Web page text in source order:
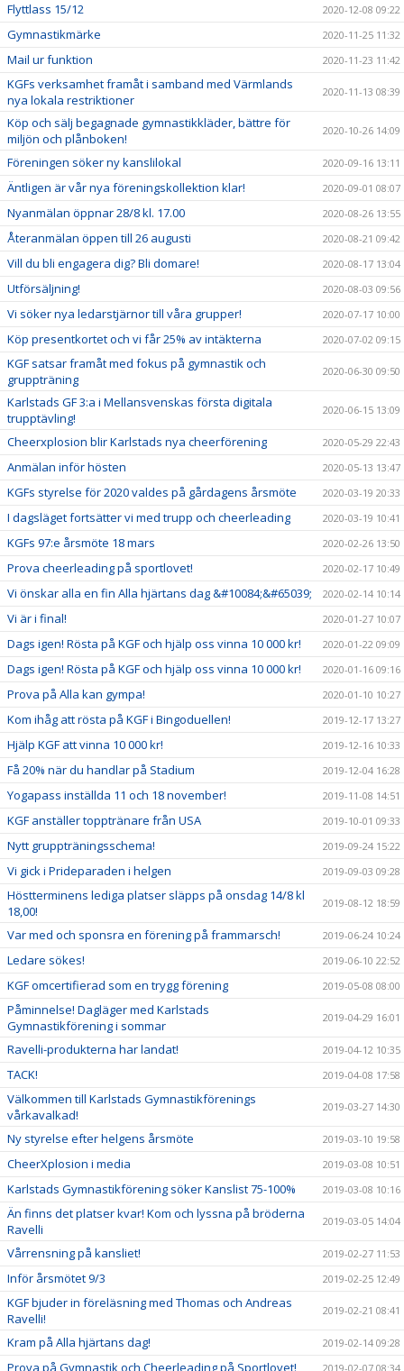
Flyttlass 15/12 2020-12-08 09:22
Gymnastikmärke 2020-11-25 11:32
Mail ur funktion 2020-11-23 11:42
KGFs verksamhet framåt i samband med Värmlands
nya lokala restriktioner
2020-11-13 08:39
Köp och sälj begagnade gymnastikkläder, bättre för
miljön och plånboken!
2020-10-26 14:09
Föreningen söker ny kanslilokal 2020-09-16 13:11
Äntligen är vår nya föreningskollektion klar! 2020-09-01 08:07
Nyanmälan öppnar 28/8 kl. 17.00 2020-08-26 13:55
Återanmälan öppen till 26 augusti 2020-08-21 09:42
Vill du bli engagera dig? Bli domare! 2020-08-17 13:04
Utförsäljning! 2020-08-03 09:56
Vi söker nya ledarstjärnor till våra grupper! 2020-07-17 10:00
Köp presentkortet och vi får 25% av intäkterna 2020-07-02 09:15
KGF satsar framåt med fokus på gymnastik och
gruppträning
2020-06-30 09:50
Karlstads GF 3:a i Mellansvenskas första digitala
trupptävling!
2020-06-15 13:09
Cheerxplosion blir Karlstads nya cheerförening 2020-05-29 22:43
Anmälan inför hösten 2020-05-13 13:47
KGFs styrelse för 2020 valdes på gårdagens årsmöte 2020-03-19 20:33
I dagsläget fortsätter vi med trupp och cheerleading 2020-03-19 10:41
KGFs 97:e årsmöte 18 mars 2020-02-26 13:50
Prova cheerleading på sportlovet! 2020-02-17 10:49
Vi önskar alla en fin Alla hjärtans dag &#10084;&#65039; 2020-02-14 10:14
Vi är i final! 2020-01-27 10:07
Dags igen! Rösta på KGF och hjälp oss vinna 10 000 kr! 2020-01-22 09:09
Dags igen! Rösta på KGF och hjälp oss vinna 10 000 kr! 2020-01-16 09:16
Prova på Alla kan gympa! 2020-01-10 10:27
Kom ihåg att rösta på KGF i Bingoduellen! 2019-12-17 13:27
Hjälp KGF att vinna 10 000 kr! 2019-12-16 10:33
Få 20% när du handlar på Stadium 2019-12-04 16:28
Yogapass inställda 11 och 18 november! 2019-11-08 14:51
KGF anställer topptränare från USA 2019-10-01 09:33
Nytt gruppträningsschema! 2019-09-24 15:22
Vi gick i Prideparaden i helgen 2019-09-03 09:28
Höstterminens lediga platser släpps på onsdag 14/8 kl
18,00!
2019-08-12 18:59
Var med och sponsra en förening på frammarsch! 2019-06-24 10:24
Ledare sökes! 2019-06-10 22:52
KGF omcertifierad som en trygg förening 2019-05-08 08:00
Påminnelse! Dagläger med Karlstads
Gymnastikförening i sommar
2019-04-29 16:01
Ravelli-produkterna har landat! 2019-04-12 10:35
TACK! 2019-04-08 17:58
Välkommen till Karlstads Gymnastikförenings
vårkavalkad!
2019-03-27 14:30
Ny styrelse efter helgens årsmöte 2019-03-10 19:58
CheerXplosion i media 2019-03-08 10:51
Karlstads Gymnastikförening söker Kanslist 75-100% 2019-03-08 10:16
Än finns det platser kvar! Kom och lyssna på bröderna
Ravelli
2019-03-05 14:04
Vårrensning på kansliet! 2019-02-27 11:53
Inför årsmötet 9/3 2019-02-25 12:49
KGF bjuder in föreläsning med Thomas och Andreas
Ravelli!
2019-02-21 08:41
Kram på Alla hjärtans dag! 2019-02-14 09:28
Prova på Gymnastik och Cheerleading på Sportlovet! 2019-02-07 08:34